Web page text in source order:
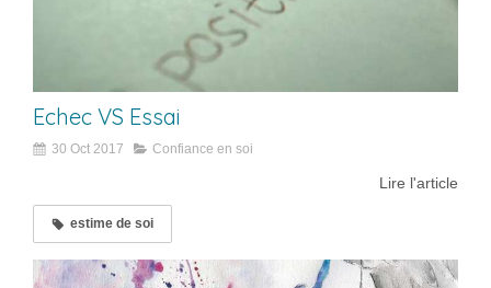
Echec VS Essai
30 Oct 2017 Confiance en soi
Lire l'article
estime de soi